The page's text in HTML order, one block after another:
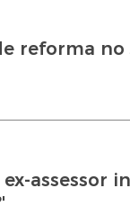
reforma no
assessor